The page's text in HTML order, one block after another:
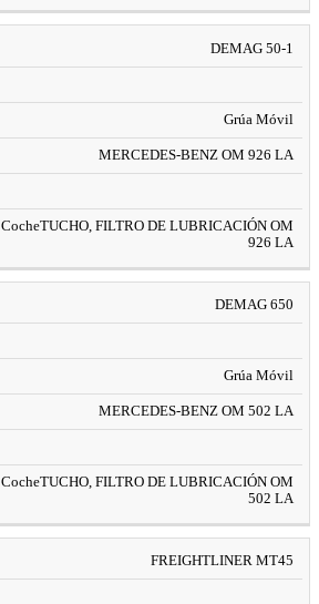
DEMAG 50-1
Grúa Móvil
MERCEDES-BENZ OM 926 LA
CocheTUCHO, FILTRO DE LUBRICACIÓN OM
926 LA
DEMAG 650
Grúa Móvil
MERCEDES-BENZ OM 502 LA
CocheTUCHO, FILTRO DE LUBRICACIÓN OM
502 LA
FREIGHTLINER MT45